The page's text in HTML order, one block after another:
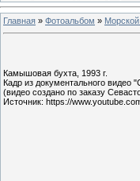
Главная » Фотоальбом »
Камышовая бухта, 1993 г.
Кадр из документального видео
(видео создано по заказу
Источник: https://